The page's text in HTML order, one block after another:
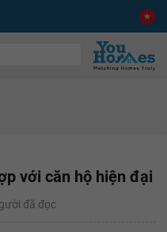
với căn hộ hiện đại
đã đọc